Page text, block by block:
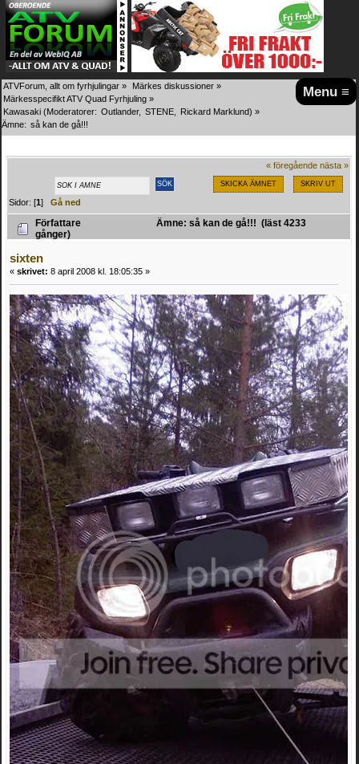
Menu ≡
ATVForum, allt om fyrhjulingar » Märkes diskussioner »
Märkesspecifikt ATV Quad Fyrhjuling »
Kawasaki (Moderatorer: Outlander, STENE Rickard Marklund) »
Ämne: så kan de gå!!!
« föregående nästa »
SKICKA ÄMNET SKRIV UT
Sidor: [1]Gå ned
Författare
Ämne: så kan de gå!!! (läst 4233
gånger)
sixten
« skrivet: 8 april 2008 kl. 18:05:35 »